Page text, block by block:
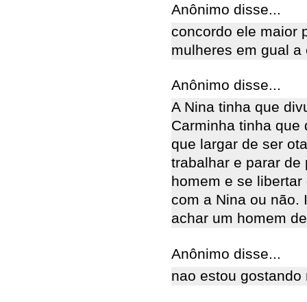
Anônimo disse...
concordo ele maior
mulheres em gual a
Anônimo disse...
A Nina tinha que
Carminha tinha que
que largar de ser
trabalhar e parar de
homem e se
com a Nina ou não.
achar um homem
Anônimo disse...
nao estou